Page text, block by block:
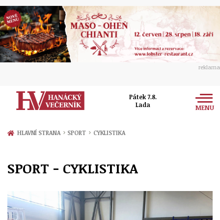
reklama
Pátek 7.8.
Lada
MENU
Zprávy
Přerov
Politika
Ekonomika
Kultura
Hudba
Společnost
Ženy
Sport
HLAVNÍ STRANA › SPORT › CYKLISTIKA
SPORT - CYKLISTIKA